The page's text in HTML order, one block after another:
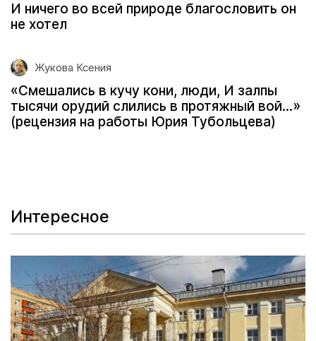
И ничего во всей природе благословить он
не хотел
Жукова Ксения
«Смешались в кучу кони, люди, И залпы
тысячи орудий слились в протяжный вой...»
(рецензия на работы Юрия Тубольцева)
Интересное